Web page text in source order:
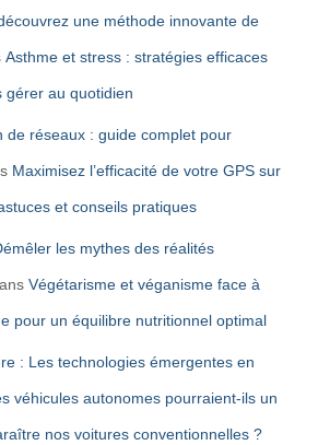
une méthode innovante de
Asthme et stress : stratégies efficaces
gérer au quotidien
de réseaux : guide complet pour
Maximisez l’efficacité de votre GPS sur
et conseils pratiques
les mythes des réalités
Végétarisme et véganisme face à
pour un équilibre nutritionnel optimal
: Les technologies émergentes en
véhicules autonomes pourraient-ils un
nos voitures conventionnelles ?